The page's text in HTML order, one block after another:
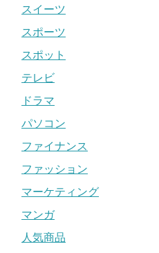
スイーツ
スポーツ
スポット
テレビ
ドラマ
パソコン
ファイナンス
ファッション
マーケティング
マンガ
人気商品